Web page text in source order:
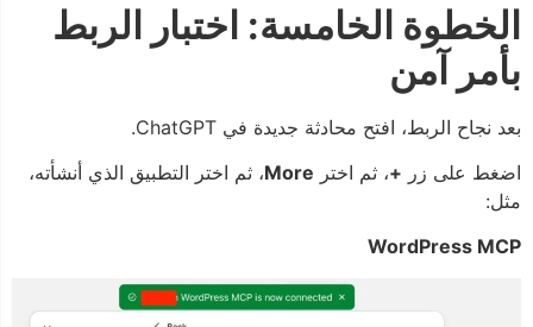
الخطوة الخامسة: اختبار الربط
بأمر آمن
بعد نجاح الربط، افتح محادثة جديدة في ChatGPT.
اضغط على زر +، ثم اختر More، ثم اختر التطبيق الذي أنشأته،
مثل:
WordPress MCP